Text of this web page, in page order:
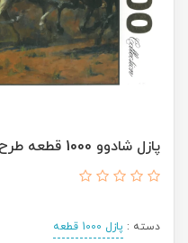
پازل شادوو 1000 قطعه طرح حمله اسب ها
دسته : پازل 1000 قطعه